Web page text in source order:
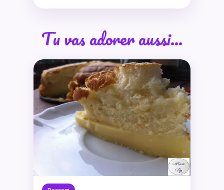
Tu vas adorer aussi…